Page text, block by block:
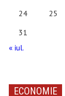
24
25
31
« iul.
ECONOMIE